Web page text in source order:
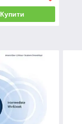
Купити